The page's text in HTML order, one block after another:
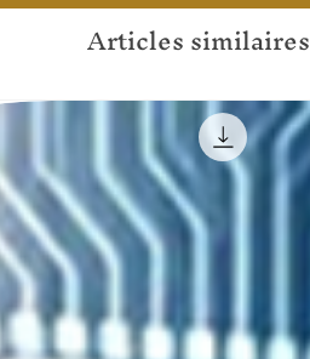
Articles similaires